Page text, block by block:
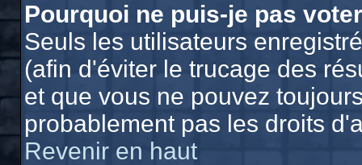
Pourquoi ne puis-je pas
Seuls les utilisateurs
(afin d'éviter le trucage des
et que vous ne pouvez
probablement pas les droits
Revenir en haut